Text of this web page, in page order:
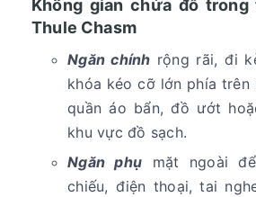
Không gian chứa đồ
Thule Chasm
Ngăn chính rộng rãi, đi
khóa kéo cỡ lớn phía trên
quần áo bẩn, đồ ướt
khu vực đồ sạch.
Ngăn phụ mặt ngoài
chiếu, điện thoại, tai